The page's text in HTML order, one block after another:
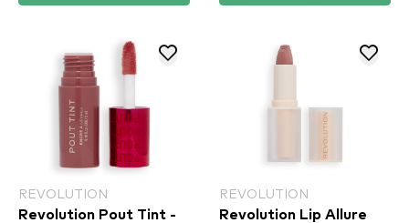
REVOLUTION
Revolution Pout Tint -
REVOLUTION
Revolution Lip Allure